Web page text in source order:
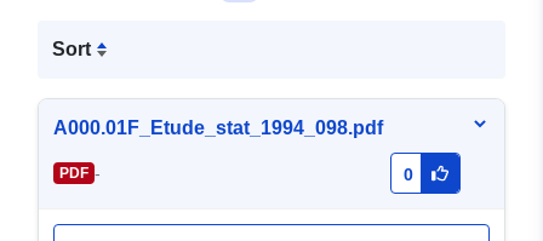
Sort
A000.01F_Etude_stat_1994_098.pdf
PDF - 0